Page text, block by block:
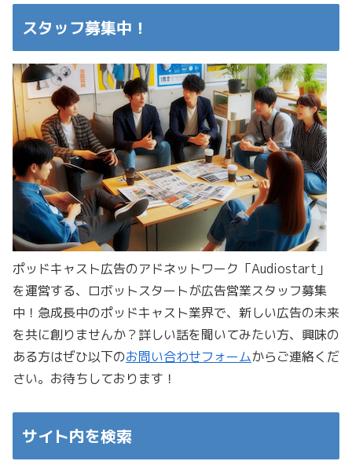
スタッフ募集中！
ポッドキャスト広告のアドネットワーク「Audiostart」
を運営する、ロボットスタートが広告営業スタッフ募集
中！急成長中のポッドキャスト業界で、新しい広告の未来
を共に創りませんか？詳しい話を聞いてみたい方、興味の
ある方はぜひ以下のお問い合わせフォームからご連絡くだ
さい。お待ちしております！
サイト内を検索